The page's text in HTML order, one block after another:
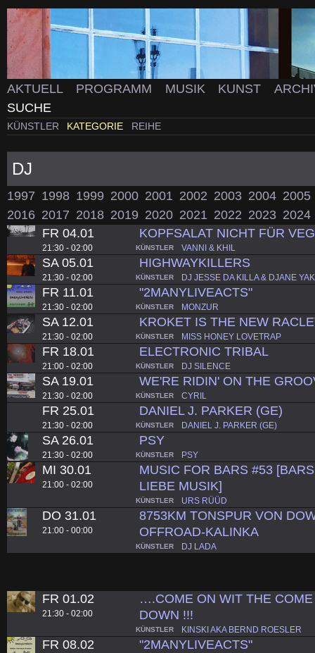
AKTUELL PROGRAMM MUSIK KUNST
SUCHE
KÜNSTLER KATEGORIE REIHE
DJ
1997 1998 1999 2000 2001 2002 2003 2004 2005
2016 2017 2018 2019 2020 2021 2022 2023 2024
FR 04.01
21:30 - 02:00
KOPFSALAT NICHT FÜR
KÜNSTLER VANNI & KHIL
SA 05.01
21:30 - 02:00
HIGHWAYKILLERS
KÜNSTLER DJ JESSE DA KILLA & DJANE YAK
FR 11.01
21:30 - 02:00
"2MANYLIVEACTS"
KÜNSTLER MONZUR
SA 12.01
21:30 - 02:00
KROKET IS THE NEW
KÜNSTLER MISS HONEY LOVETRAP
FR 18.01
21:00 - 02:00
ELECTRONIC TRIBAL
KÜNSTLER DJ SILENCE
SA 19.01
21:30 - 02:00
WE'RE RIDIN' ON THE
KÜNSTLER CYRIL
FR 25.01
21:30 - 02:00
DANIEL J. PARKER (GE)
KÜNSTLER DANIEL J. PARKER (GE)
SA 26.01
21:30 - 02:00
PSY
KÜNSTLER PSY
MI 30.01
21:00 - 02:00
MUSIC FOR BARS #53
LIEBE MUSIK]
KÜNSTLER URS RÜÜD
DO 31.01
21:00 - 00:00
8753KM TONSPUR VON
OFFROAD-KALINKA
KÜNSTLER DJ LADA
FR 01.02
21:30 - 02:00
….COME ON WIT THE
DOWN !!!
KÜNSTLER KINSKI AKA BERND ROESLER
FR 08.02 "2MANYLIVEACTS"